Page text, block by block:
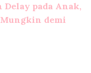
Delay pada Anak,
demi